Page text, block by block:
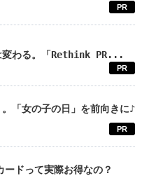
PR
変わる。「Rethink PR...
PR
「女の子の日」を前向きに♪
PR
ドって実際お得なの？